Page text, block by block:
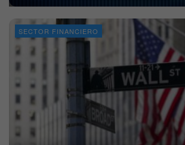
SECTOR FINANCIERO